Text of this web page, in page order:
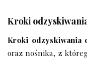
Kroki
Kroki odzyskiwania
oraz nośnika, z